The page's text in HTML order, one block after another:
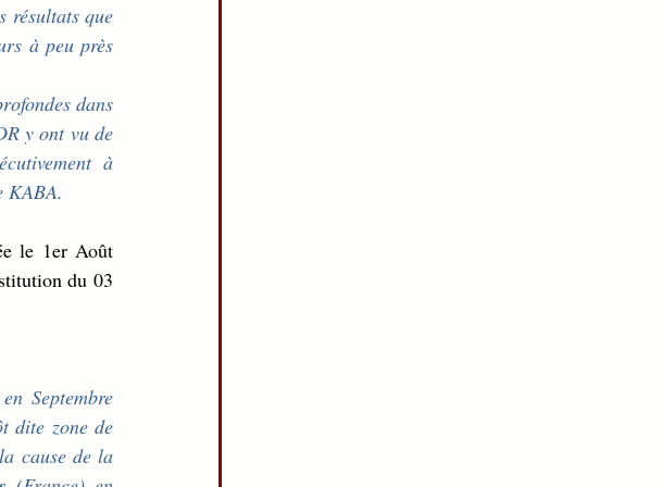
résultats que
à peu près
y ont vu de
à
KABA.
le 1er Août
du 03
Septembre
dite zone de
cause de la